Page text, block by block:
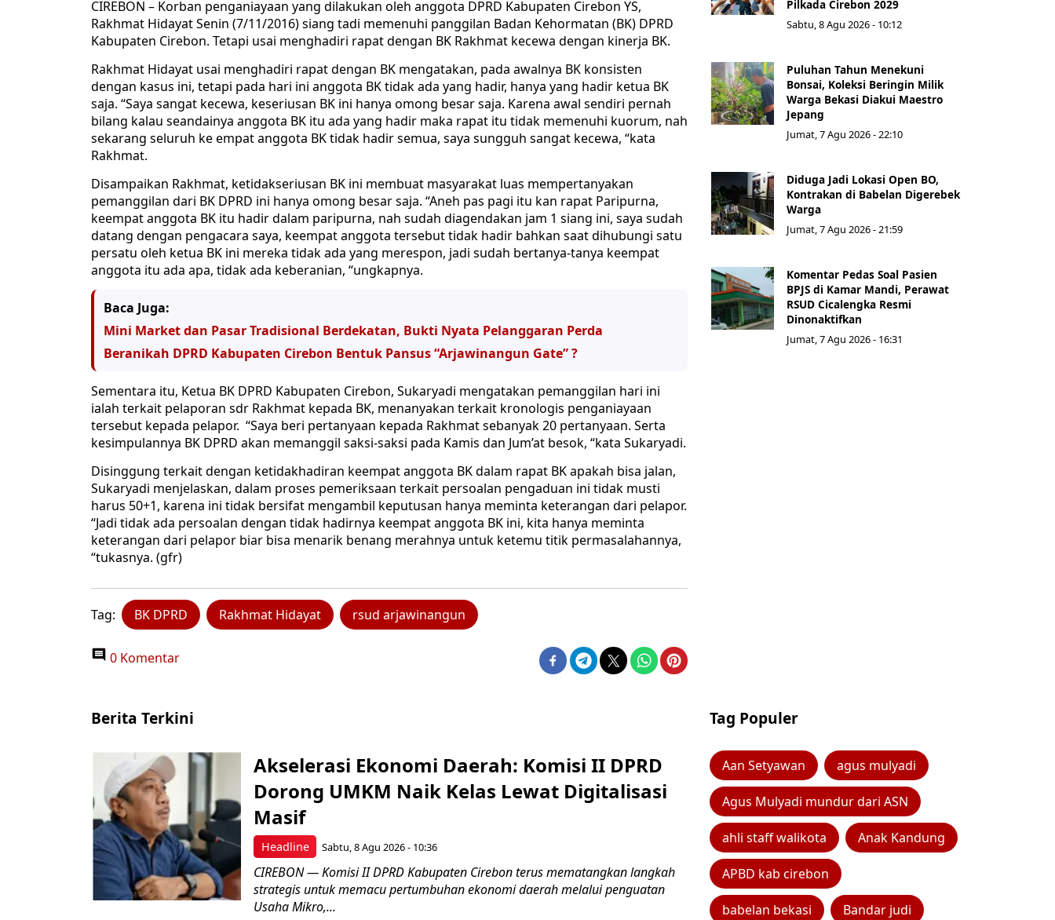
CIREBON – Korban penganiayaan yang dilakukan oleh anggota DPRD Kabupaten Cirebon YS,
Rakhmat Hidayat Senin (7/11/2016) siang tadi memenuhi panggilan Badan Kehormatan (BK) DPRD
Kabupaten Cirebon. Tetapi usai menghadiri rapat dengan BK Rakhmat kecewa dengan kinerja BK.
Rakhmat Hidayat usai menghadiri rapat dengan BK mengatakan, pada awalnya BK konsisten
dengan kasus ini, tetapi pada hari ini anggota BK tidak ada yang hadir, hanya yang hadir ketua BK
saja. “Saya sangat kecewa, keseriusan BK ini hanya omong besar saja. Karena awal sendiri pernah
bilang kalau seandainya anggota BK itu ada yang hadir maka rapat itu tidak memenuhi kuorum, nah
sekarang seluruh ke empat anggota BK tidak hadir semua, saya sungguh sangat kecewa, “kata
Rakhmat.
Disampaikan Rakhmat, ketidakseriusan BK ini membuat masyarakat luas mempertanyakan
pemanggilan dari BK DPRD ini hanya omong besar saja. “Aneh pas pagi itu kan rapat Paripurna,
keempat anggota BK itu hadir dalam paripurna, nah sudah diagendakan jam 1 siang ini, saya sudah
datang dengan pengacara saya, keempat anggota tersebut tidak hadir bahkan saat dihubungi satu
persatu oleh ketua BK ini mereka tidak ada yang merespon, jadi sudah bertanya-tanya keempat
anggota itu ada apa, tidak ada keberanian, “ungkapnya.
Baca Juga:
Mini Market dan Pasar Tradisional Berdekatan, Bukti Nyata Pelanggaran Perda
Beranikah DPRD Kabupaten Cirebon Bentuk Pansus “Arjawinangun Gate” ?
Sementara itu, Ketua BK DPRD Kabupaten Cirebon, Sukaryadi mengatakan pemanggilan hari ini
ialah terkait pelaporan sdr Rakhmat kepada BK, menanyakan terkait kronologis penganiayaan
tersebut kepada pelapor. “Saya beri pertanyaan kepada Rakhmat sebanyak 20 pertanyaan. Serta
kesimpulannya BK DPRD akan memanggil saksi-saksi pada Kamis dan Jum’at besok, “kata Sukaryadi.
Disinggung terkait dengan ketidakhadiran keempat anggota BK dalam rapat BK apakah bisa jalan,
Sukaryadi menjelaskan, dalam proses pemeriksaan terkait persoalan pengaduan ini tidak musti
harus 50+1, karena ini tidak bersifat mengambil keputusan hanya meminta keterangan dari pelapor.
“Jadi tidak ada persoalan dengan tidak hadirnya keempat anggota BK ini, kita hanya meminta
keterangan dari pelapor biar bisa menarik benang merahnya untuk ketemu titik permasalahannya,
“tukasnya. (gfr)
Tag: BK DPRD Rakhmat Hidayat rsud arjawinangun
0 Komentar
Pilkada Cirebon 2029
Sabtu, 8 Agu 2026 - 10:12
Puluhan Tahun Menekuni
Bonsai, Koleksi Beringin Milik
Warga Bekasi Diakui Maestro
Jepang
Jumat, 7 Agu 2026 - 22:10
Diduga Jadi Lokasi Open BO,
Kontrakan di Babelan Digerebek
Warga
Jumat, 7 Agu 2026 - 21:59
Komentar Pedas Soal Pasien
BPJS di Kamar Mandi, Perawat
RSUD Cicalengka Resmi
Dinonaktifkan
Jumat, 7 Agu 2026 - 16:31
Berita Terkini
Headline
Akselerasi Ekonomi Daerah: Komisi II DPRD
Dorong UMKM Naik Kelas Lewat Digitalisasi
Masif
Sabtu, 8 Agu 2026 - 10:36
CIREBON — Komisi II DPRD Kabupaten Cirebon terus mematangkan langkah
strategis untuk memacu pertumbuhan ekonomi daerah melalui penguatan
Usaha Mikro,...
Tag Populer
Aan Setyawan agus mulyadi
Agus Mulyadi mundur dari ASN
ahli staff walikota Anak Kandung
APBD kab cirebon
babelan bekasi Bandar judi